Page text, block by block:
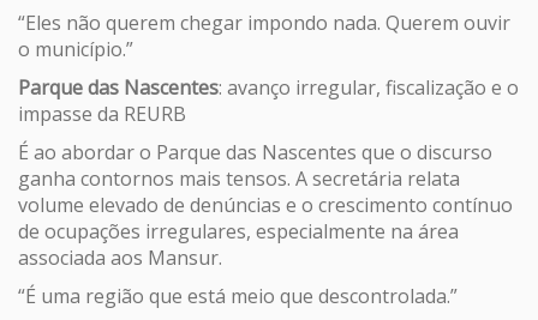
“Eles não querem chegar impondo nada. Querem ouvir
o município.”
Parque das Nascentes: avanço irregular, fiscalização e o
impasse da REURB
É ao abordar o Parque das Nascentes que o discurso
ganha contornos mais tensos. A secretária relata
volume elevado de denúncias e o crescimento contínuo
de ocupações irregulares, especialmente na área
associada aos Mansur.
“É uma região que está meio que descontrolada.”